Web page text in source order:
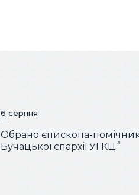
6 серпня
Обрано єпископа-
Бучацької єпархії УГКЦ